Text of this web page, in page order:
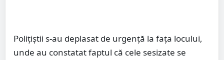
Polițiștii s-au deplasat de urgență la fața locului,
unde au constatat faptul că cele sesizate se